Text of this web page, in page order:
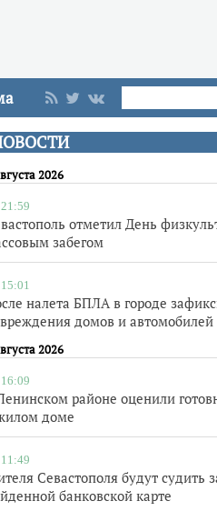
2026
21:59
отметил День
забегом
15:01
налета БПЛА в городе
домов и автомобилей
2026
16:09
районе оценили
доме
11:49
Севастополя будут судить
банковской карте